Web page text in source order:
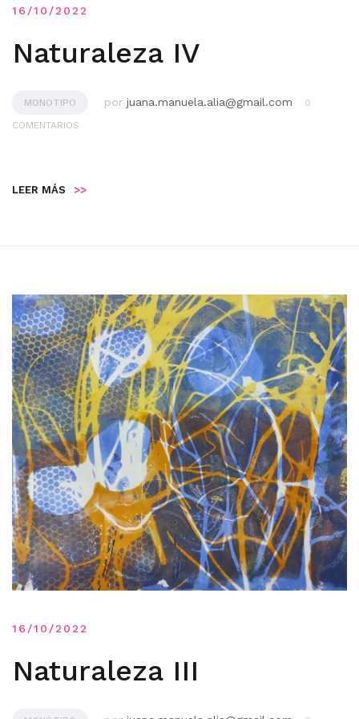
16/10/2022
Naturaleza IV
MONOTIPO por juana.manuela.alia@gmail.com
0
COMENTARIOS
LEER MÁS >>
16/10/2022
Naturaleza III